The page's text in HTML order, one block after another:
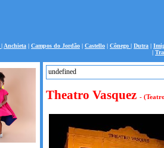
| Anchieta | Campos do Jordão | Castello | Cônego | Dutra |
|
undefined
Theatro Vasquez -